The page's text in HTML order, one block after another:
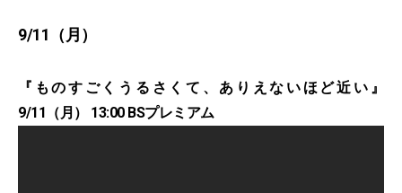
9/11（月）
『ものすごくうるさくて、ありえないほど近い』
9/11（月） 13:00 BSプレミアム